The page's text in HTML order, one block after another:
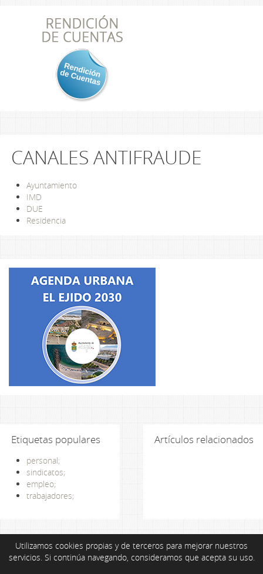
CANALES ANTIFRAUDE
Ayuntamiento
IMD
DUE
Residencia
Etiquetas populares
personal;
sindicatos;
empleo;
trabajadores;
Artículos relacionados
Utilizamos cookies propias y de terceros para mejorar nuestros
servicios. Si continúa navegando, consideramos que acepta su uso.